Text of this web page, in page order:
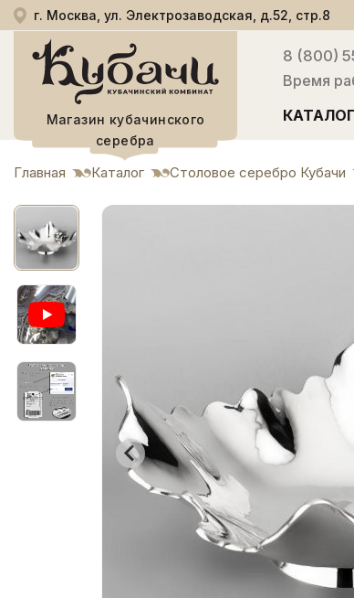
г. Москва, ул. Электрозаводская, д.52, стр.8
Магазин кубачинского
серебра
8 (800)
Время
КАТАЛОГ
Главная Каталог Столовое серебро Кубачи